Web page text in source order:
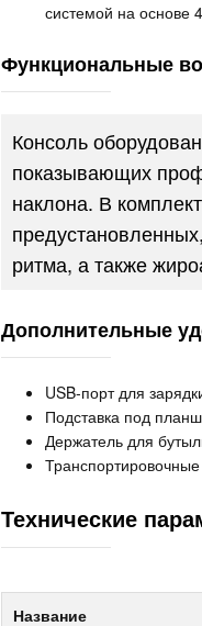
системой на основе
Функциональные
Консоль
показывающих
наклона. В
ритма, а также
Дополнительные
USB-порт для
Подставка под
Держатель для
Технические
Название